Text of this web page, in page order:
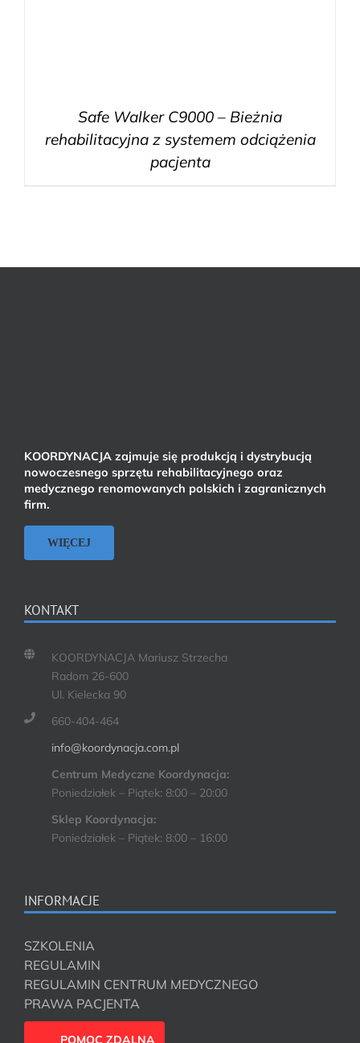
Safe Walker C9000 – Bieżnia
rehabilitacyjna z systemem odciążenia
pacjenta
KOORDYNACJA zajmuje się produkcją i dystrybucją
nowoczesnego sprzętu rehabilitacyjnego oraz
medycznego renomowanych polskich i zagranicznych
firm.
WIĘCEJ
KONTAKT
KOORDYNACJA Mariusz Strzecha
Radom 26-600
Ul. Kielecka 90
660-404-464
info@koordynacja.com.pl
Centrum Medyczne Koordynacja:
Poniedziałek – Piątek: 8:00 – 20:00
Sklep Koordynacja:
Poniedziałek – Piątek: 8:00 – 16:00
INFORMACJE
SZKOLENIA
REGULAMIN
REGULAMIN CENTRUM MEDYCZNEGO
PRAWA PACJENTA